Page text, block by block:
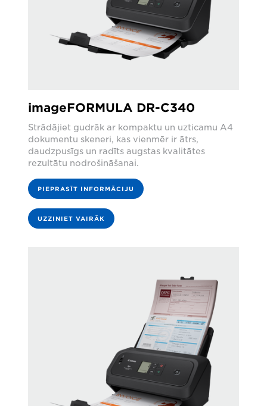
imageFORMULA DR-C340
Strādājiet gudrāk ar kompaktu un uzticamu A4
dokumentu skeneri, kas vienmēr ir ātrs,
daudzpusīgs un radīts augstas kvalitātes
rezultātu nodrošināšanai.
PIEPRASĪT INFORMĀCIJU
UZZINIET VAIRĀK